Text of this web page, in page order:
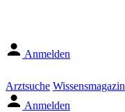
Anmelden
Arztsuche Wissensmagazin
Anmelden